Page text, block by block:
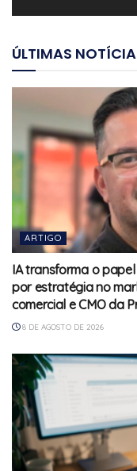
ÚLTIMAS
ARTIGO
IA transforma o
por estratégia no
comercial e CMO da
8 DE AGOSTO DE 2026